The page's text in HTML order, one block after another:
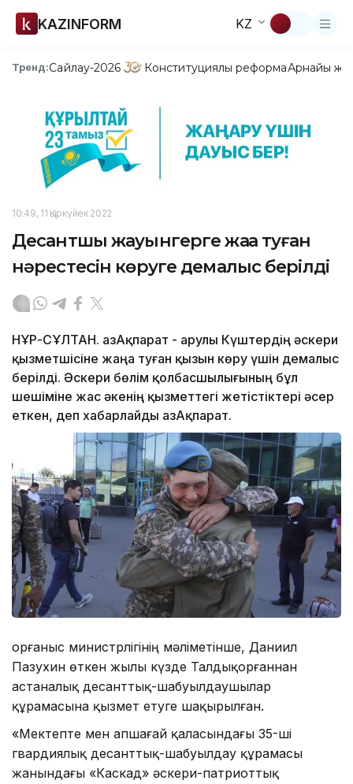
KAZINFORM KZ
Тренд:Сайлау-2026 Конституциялық реформаАрнайы
10:49, 11 Қыркүйек 2022
Десантшы жауынгерге жаңа туған
нәрестесін көруге демалыс берілді
НҰР-СҰЛТАН. ҚазАқпарат - Қарулы Күштердің әскери
қызметшісіне жаңа туған қызын көру үшін демалыс
берілді. Әскери бөлім қолбасшылығының бұл
шешіміне жас әкенің қызметтегі жетістіктері әсер
еткен, деп хабарлайды ҚазАқпарат.
Қорғаныс министрлігінің мәліметінше, Даниил
Пазухин өткен жылы күзде Талдықорғаннан
астаналық десанттық-шабуылдаушылар
құрамасына қызмет етуге шақырылған.
«Мектепте мен Қапшағай қаласындағы 35-ші
гвардиялық десанттық-шабуылдау құрамасы
жанындағы «Каскад» әскери-патриоттық